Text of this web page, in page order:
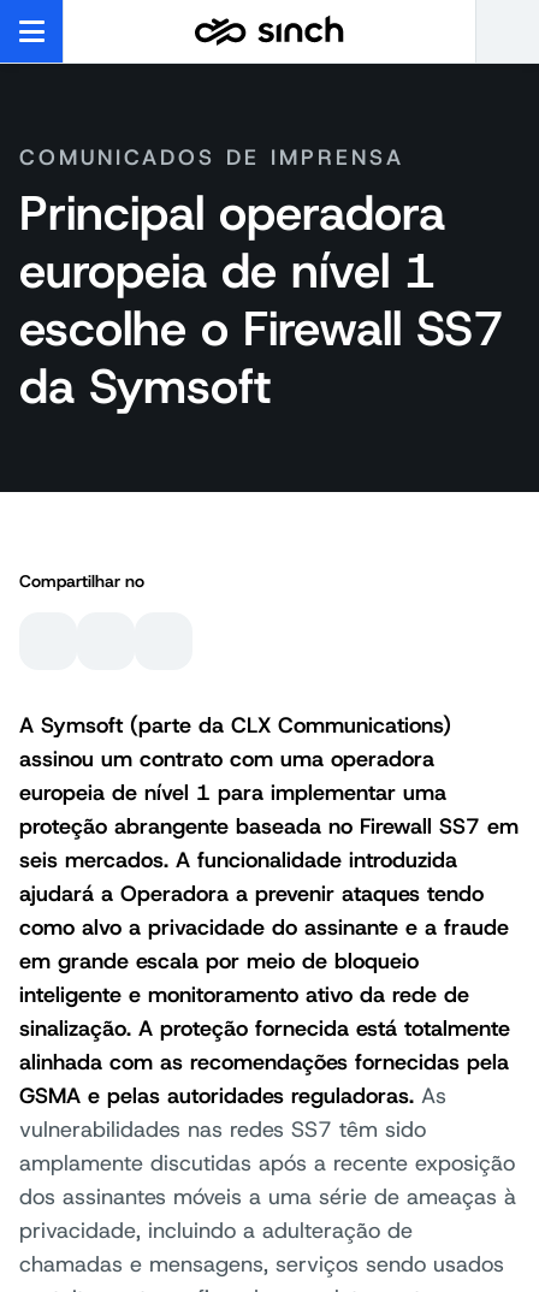
COMUNICADOS DE IMPRENSA
Principal operadora
europeia de nível 1
escolhe o Firewall SS7
da Symsoft
Compartilhar no
A Symsoft (parte da CLX Communications)
assinou um contrato com uma operadora
europeia de nível 1 para implementar uma
proteção abrangente baseada no Firewall SS7 em
seis mercados. A funcionalidade introduzida
ajudará a Operadora a prevenir ataques tendo
como alvo a privacidade do assinante e a fraude
em grande escala por meio de bloqueio
inteligente e monitoramento ativo da rede de
sinalização. A proteção fornecida está totalmente
alinhada com as recomendações fornecidas pela
GSMA e pelas autoridades reguladoras. As
vulnerabilidades nas redes SS7 têm sido
amplamente discutidas após a recente exposição
dos assinantes móveis a uma série de ameaças à
privacidade, incluindo a adulteração de
chamadas e mensagens, serviços sendo usados